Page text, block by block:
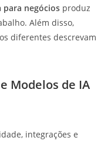
para negócios produz
Além disso,
diferentes descrevam
Modelos de IA
integrações e